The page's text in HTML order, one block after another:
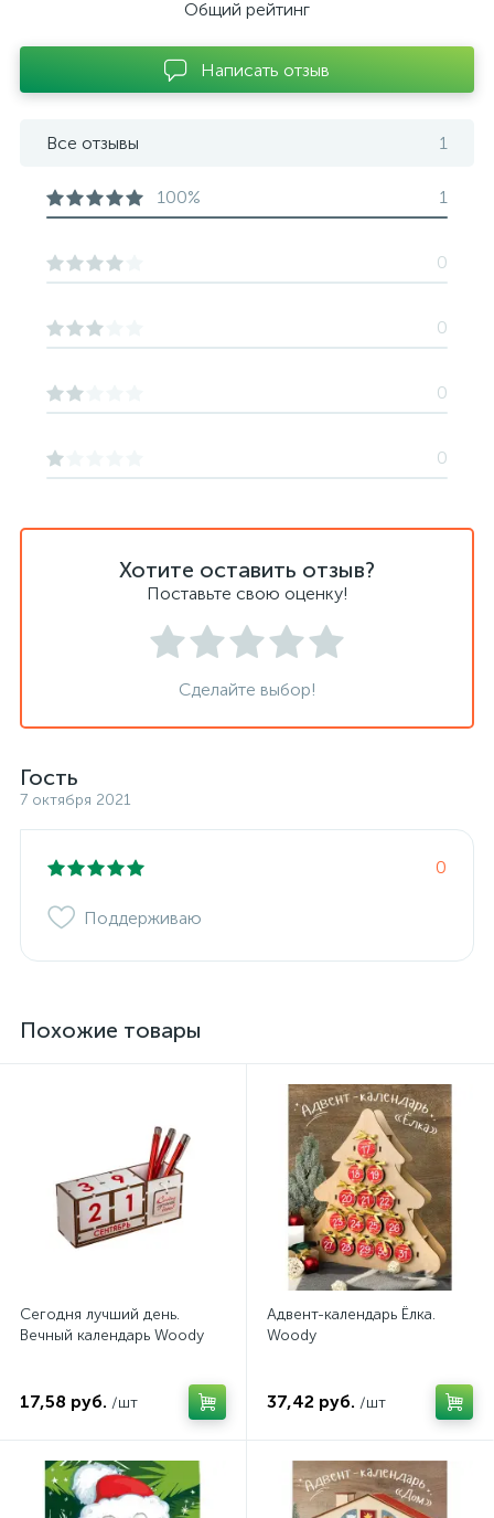
Хотите оставить отзыв?
Поставьте свою оценку!
Сделайте выбор!
Гость
7 октября 2021
0
Поддерживаю
Общий рейтинг
Написать отзыв
Все отзывы 1
100% 1
0
0
0
0
Похожие товары
Сегодня лучший день.
Вечный календарь Woody
17,58 руб. /шт
Адвент-календарь Ёлка.
Woody
37,42 руб. /шт